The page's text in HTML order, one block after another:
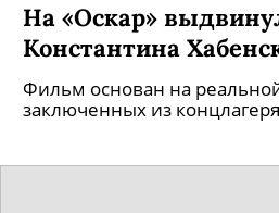
На «Оскар»
Константина
Фильм основан на
заключенных из